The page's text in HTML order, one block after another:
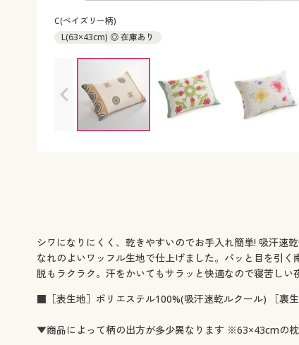
C(ペイズリー柄)
L(63×43cm) ◎ 在庫あり
シワになりにくく、乾きやすいのでお手入れ簡単! 吸汗速
なれのよいワッフル生地で仕上げました。パッと目を引
脱もラクラク。汗をかいてもサラッと快適なので寝苦し
■［表生地］ポリエステル100%(吸汗速乾ルクール) ［裏
▼商品によって柄の出方が多少異なります ※63×43cmの